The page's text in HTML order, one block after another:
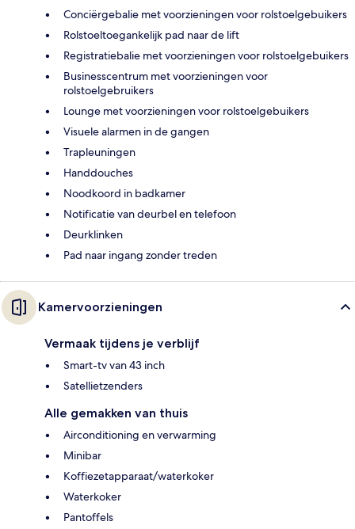
Conciërgebalie met voorzieningen voor rolstoelgebuikers
Rolstoeltoegankelijk pad naar de lift
Registratiebalie met voorzieningen voor rolstoelgebuikers
Businesscentrum met voorzieningen voor
rolstoelgebruikers
Lounge met voorzieningen voor rolstoelgebuikers
Visuele alarmen in de gangen
Trapleuningen
Handdouches
Noodkoord in badkamer
Notificatie van deurbel en telefoon
Deurklinken
Pad naar ingang zonder treden
Kamervoorzieningen
Vermaak tijdens je verblijf
Smart-tv van 43 inch
Satellietzenders
Alle gemakken van thuis
Airconditioning en verwarming
Minibar
Koffiezetapparaat/waterkoker
Waterkoker
Pantoffels